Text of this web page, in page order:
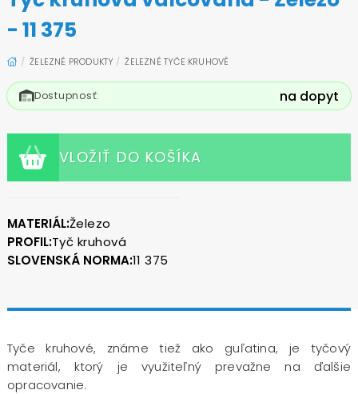
- 11 375
ŽELEZNÉ PRODUKTY ŽELEZNÉ TYČE KRUHOVÉ
Dostupnosť: na dopyt
VLOŽIŤ DO KOŠÍKA
MATERIÁL:Železo
PROFIL:Tyč kruhová
SLOVENSKÁ NORMA:11 375
Tyče kruhové, známe tiež ako guľatina, je tyčový
materiál, ktorý je využiteľný prevažne na ďalšie
opracovanie.